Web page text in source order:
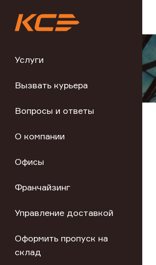
Услуги
Вызвать курьера
Вопросы и ответы
О компании
Офисы
Франчайзинг
Управление доставкой
Оформить пропуск на
склад